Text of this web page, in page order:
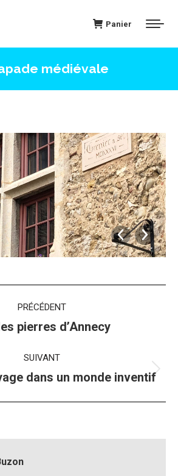
Panier
médiévale
PRÉCÉDENT
Album
:
pierres d’Annecy
SUIVANT
Album
dans un monde inventif